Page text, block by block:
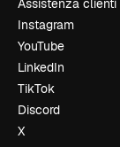
Assistenza clienti
Instagram
YouTube
LinkedIn
TikTok
Discord
X